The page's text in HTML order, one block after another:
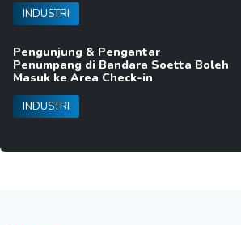
INDUSTRI
Pengunjung & Pengantar
Penumpang di Bandara Soetta Boleh
Masuk ke Area Check-in
INDUSTRI